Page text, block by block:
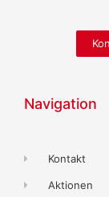
Navigation
Kontakt
Aktionen